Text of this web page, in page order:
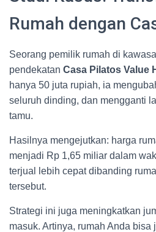
Rumah dengan
Seorang pemilik rumah di
pendekatan Casa Pilatos Value
hanya 50 juta rupiah, ia
seluruh dinding, dan mengganti
tamu.
Hasilnya mengejutkan: harga
menjadi Rp 1,65 miliar dalam
terjual lebih cepat dibanding
tersebut.
Strategi ini juga meningkatkan
masuk. Artinya, rumah Anda bisa